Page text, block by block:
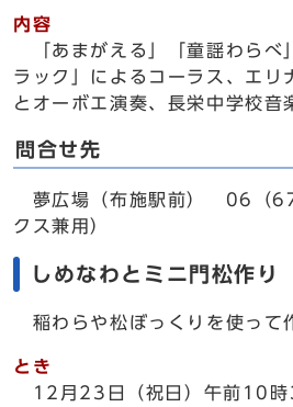
内容
「あまがえる」「童謡わらべ
ラック」によるコーラス、エリ
とオーボエ演奏、長栄中学校音
問合せ先
夢広場（布施駅前） 06（
クス兼用）
しめなわとミニ門松作り
稲わらや松ぼっくりを使って
とき
12月23日（祝日）午前10時